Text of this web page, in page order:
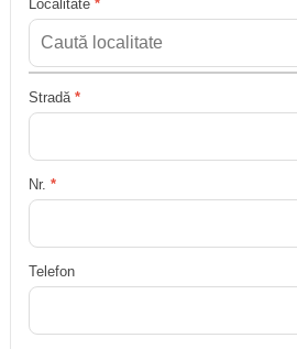
Localitate *
Stradă *
Nr. *
Telefon